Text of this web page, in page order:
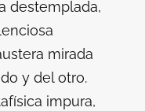
destemplada,
mirada
y del otro.
impura,